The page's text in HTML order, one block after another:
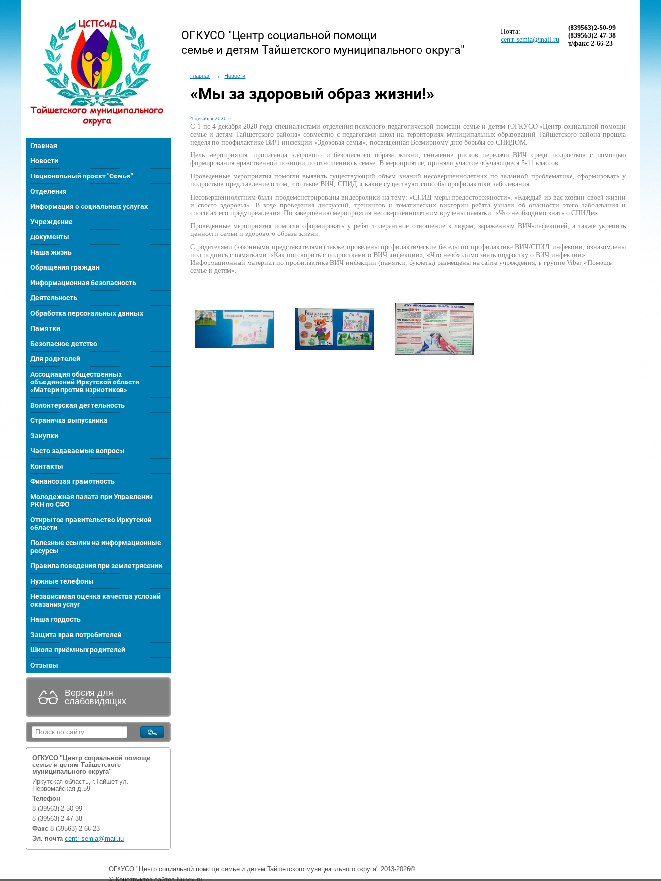
Главная
Новости
Национальный проект "Семья"
Отделения
Информация о социальных услугах
Учреждение
Документы
Наша жизнь
Обращения граждан
Информационная безопасность
Деятельность
Обработка персональных данных
Памятки
Безопасное детство
Для родителей
Ассоциация общественных
объединений Иркутской области
«Матери против наркотиков»
Волонтерская деятельность
Страничка выпускника
Закупки
Часто задаваемые вопросы
Контакты
Финансовая грамотность
Молодежная палата при Управлении
РКН по СФО
Открытое правительство Иркутской
области
Полезные ссылки на информационные
ресурсы
Правила поведения при землетрясении
Нужные телефоны
Независимая оценка качества условий
оказания услуг
Наша гордость
Защита прав потребителей
Школа приёмных родителей
Отзывы
Версия для
слабовидящих
ОГКУСО "Центр социальной помощи
семье и детям Тайшетского
муниципального округа"
Иркутская область, г.Тайшет ул.
Первомайская д.59
Телефон
8 (39563) 2-50-99
8 (39563) 2-47-38
Факс 8 (39563) 2-66-23
Эл. почта centr-semia@mail.ru
ОГКУСО "Центр социальной помощи
семье и детям Тайшетского муниципального округа"
Почта:
centr-semia@mail.ru
(839563)2-50-99
(839563)2-47-38
т/факс 2-66-23
Главная → Новости
«Мы за здоровый образ жизни!»
4 декабря 2020 г.
С 1 по 4 декабря 2020 года специалистами отделения психолого-педагогической помощи семье и детям (ОГКУСО «Центр социальной помощи
семье и детям Тайшетского района» совместно с педагогами школ на территориях муниципальных образований Тайшетского района прошла
неделя по профилактике ВИЧ-инфекции «Здоровая семья», посвященная Всемирному дню борьбы со СПИДОМ.
Цель мероприятия: пропаганда здорового и безопасного образа жизни; снижение рисков передачи ВИЧ среди подростков с помощью
формирования нравственной позиции по отношению к семье. В мероприятие, приняли участие обучающиеся 5-11 классов.
Проведенные мероприятия помогли выявить существующий объем знаний несовершеннолетних по заданной проблематике, сформировать у
подростков представление о том, что такое ВИЧ, СПИД и какие существуют способы профилактики заболевания.
Несовершеннолетним были продемонстрированы видеоролики на тему: «СПИД меры предосторожности»,
«Каждый из вас хозяин своей жизни
и своего здоровья» . В ходе проведения дискуссий, тренингов и тематических викторин ребята узнали об опасности этого заболевания и
способах его предупреждения. По завершению мероприятия несовершеннолетним вручены памятки: «Что необходимо знать о СПИДе».
Проведенные мероприятия помогли сформировать у ребят толерантное отношение к людям, зараженным ВИЧ-инфекцией, а также укрепить
ценности семьи и здорового образа жизни.
С родителями (законными представителями) также проведены профилактические беседы по профилактике ВИЧ/СПИД инфекции, ознакомлены
под подпись с памятками: «Как поговорить с подростками о ВИЧ инфекции», «Что необходимо знать подростку о ВИЧ инфекции».
Информационный материал по профилактике ВИЧ инфекции (памятки, буклеты) размещены на сайте учреждения, в группе Viber «Помощь
семье и детям».
ОГКУСО "Центр социальной помощи семье и детям Тайшетского мунициапльного округа" 2013-2026©